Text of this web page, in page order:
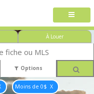
À Louer
Options
Moins de 0$